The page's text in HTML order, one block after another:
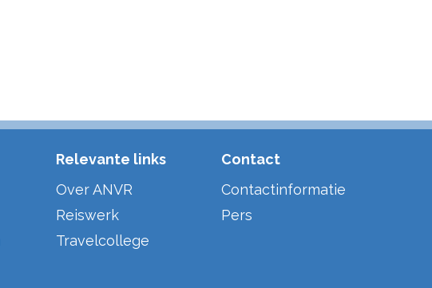
Relevante links
Over ANVR
Reiswerk
Travelcollege
Contact
Contactinformatie
Pers